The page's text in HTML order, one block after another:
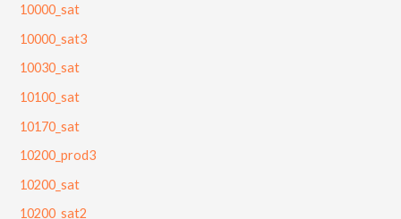
10000_sat
10000_sat3
10030_sat
10100_sat
10170_sat
10200_prod3
10200_sat
10200_sat2